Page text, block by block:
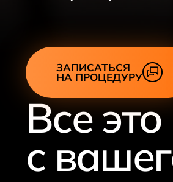
ЗАПИСАТЬСЯ
НА ПРОЦЕДУРУ
Все
с